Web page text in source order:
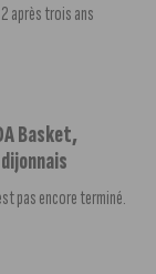
2 après trois ans
Basket,
pas encore terminé.